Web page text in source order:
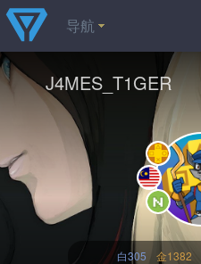
导航
J4MES_T1GER
白305 金1382